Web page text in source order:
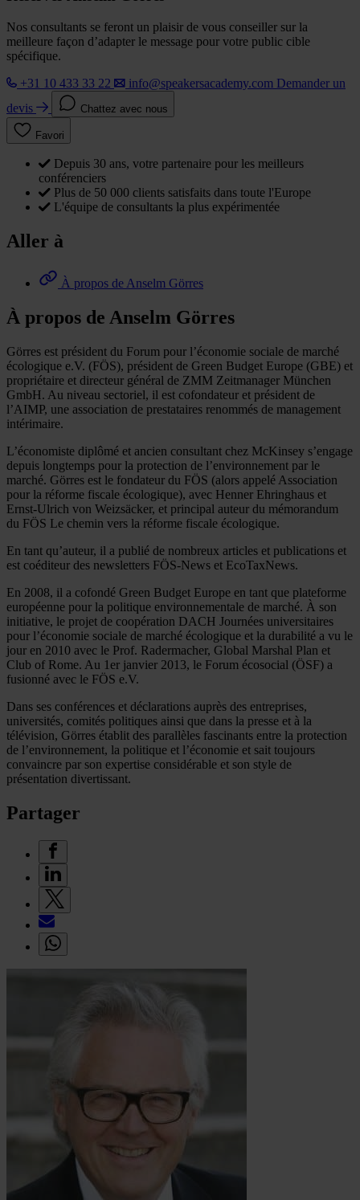
Nos consultants se feront un plaisir de vous conseiller sur la
meilleure façon d’adapter le message pour votre public cible
spécifique.
+31 10 433 33 22
info@speakersacademy.com Demander un
devis
Chattez avec nous
Favori
Depuis 30 ans, votre partenaire pour les meilleurs
conférenciers
Plus de 50 000 clients satisfaits dans toute l'Europe
L'équipe de consultants la plus expérimentée
Aller à
À propos de Anselm Görres
À propos de Anselm Görres
Görres est président du Forum pour l’économie sociale de marché
écologique e.V. (FÖS), président de Green Budget Europe (GBE) et
propriétaire et directeur général de ZMM Zeitmanager München
GmbH. Au niveau sectoriel, il est cofondateur et président de
l’AIMP, une association de prestataires renommés de management
intérimaire.
L’économiste diplômé et ancien consultant chez McKinsey s’engage
depuis longtemps pour la protection de l’environnement par le
marché. Görres est le fondateur du FÖS (alors appelé Association
pour la réforme fiscale écologique), avec Henner Ehringhaus et
Ernst-Ulrich von Weizsäcker, et principal auteur du mémorandum
du FÖS Le chemin vers la réforme fiscale écologique.
En tant qu’auteur, il a publié de nombreux articles et publications et
est coéditeur des newsletters FÖS-News et EcoTaxNews.
En 2008, il a cofondé Green Budget Europe en tant que plateforme
européenne pour la politique environnementale de marché. À son
initiative, le projet de coopération DACH Journées universitaires
pour l’économie sociale de marché écologique et la durabilité a vu le
jour en 2010 avec le Prof. Radermacher, Global Marshal Plan et
Club of Rome. Au 1er janvier 2013, le Forum écosocial (ÖSF) a
fusionné avec le FÖS e.V.
Dans ses conférences et déclarations auprès des entreprises,
universités, comités politiques ainsi que dans la presse et à la
télévision, Görres établit des parallèles fascinants entre la protection
de l’environnement, la politique et l’économie et sait toujours
convaincre par son expertise considérable et son style de
présentation divertissant.
Partager